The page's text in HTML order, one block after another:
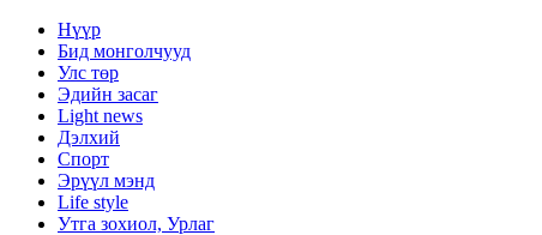
Нүүр
Бид монголчууд
Улс төр
Эдийн засаг
Light news
Дэлхий
Спорт
Эрүүл мэнд
Life style
Утга зохиол, Урлаг